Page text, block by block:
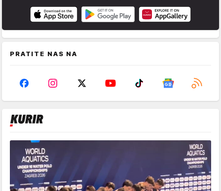
PRATITE NAS NA